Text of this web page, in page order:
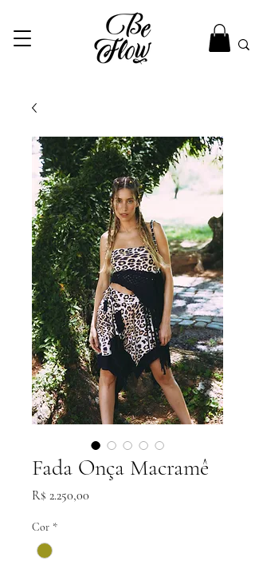
Fada Onça Macramê
R$ 2.250,00
Cor *